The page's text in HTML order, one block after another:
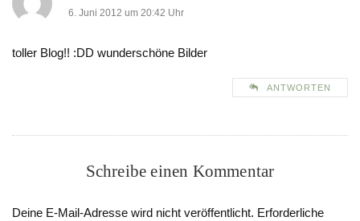
6. Juni 2012 um 20:42 Uhr
toller Blog!! :DD wunderschöne Bilder
ANTWORTEN
Schreibe einen Kommentar
Deine E-Mail-Adresse wird nicht veröffentlicht. Erforderliche